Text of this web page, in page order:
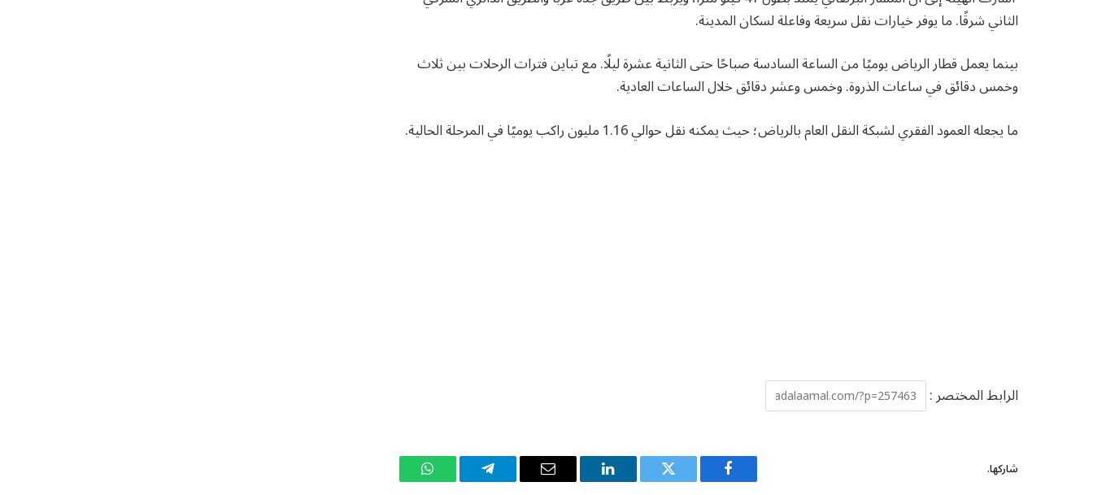
الثاني شرقًا. ما يوفر خيارات نقل سريعة وفاعلة لسكان المدينة.
بينما يعمل قطار الرياض يوميًا من الساعة السادسة صباحًا حتى الثانية عشرة ليلًا. مع تباين فترات الرحلات بين ثلاث
وخمس دقائق في ساعات الذروة. وخمس وعشر دقائق خلال الساعات العادية.
ما يجعله العمود الفقري لشبكة النقل العام بالرياض؛ حيث يمكنه نقل حوالي 1.16 مليون راكب يوميًا في المرحلة الحالية.
الرابط المختصر :
شاركها.
فيسبوك تويتر لينكدإن
البريد
تيلقرام واتساب